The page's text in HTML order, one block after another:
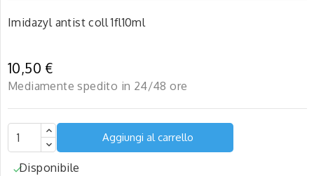
Imidazyl antist coll 1fl10ml
10,50 €
Mediamente spedito in 24/48 ore
Aggiungi al carrello
Disponibile